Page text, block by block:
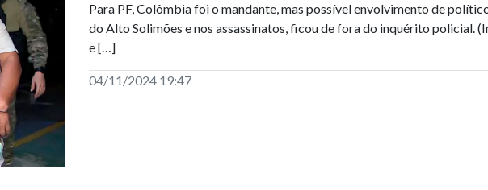
Para PF, Colômbia foi o mandante, mas possível envolvimento de
do Alto Solimões e nos assassinatos, ficou de fora do inquérito policial.
e […]
04/11/2024 19:47